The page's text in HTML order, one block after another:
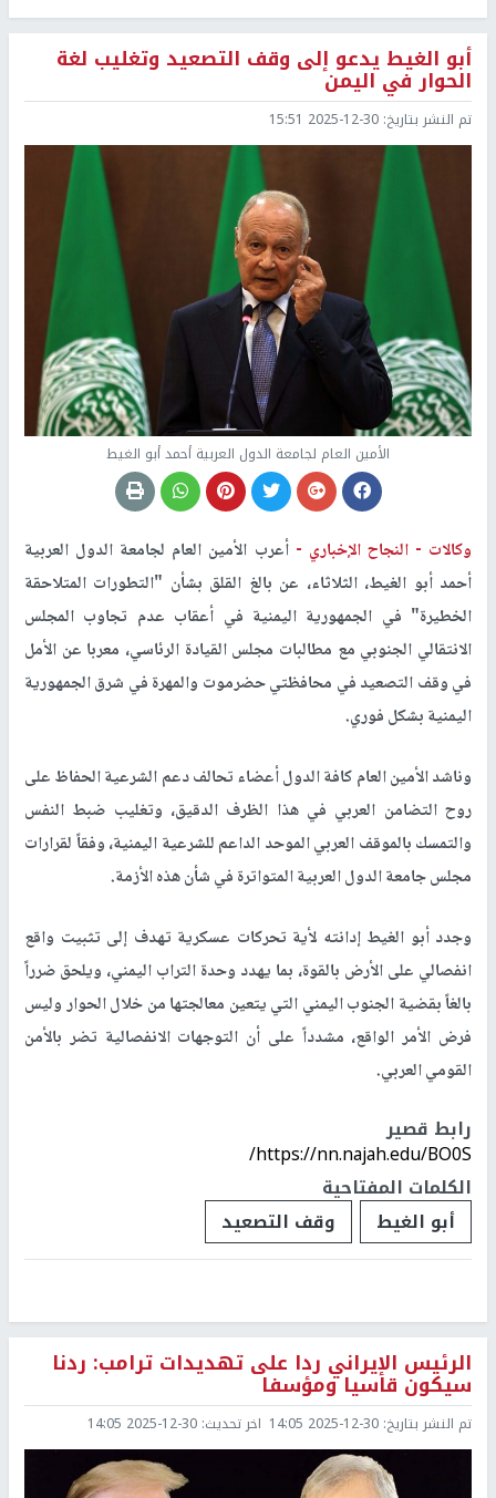
أبو الغيط يدعو إلى وقف التصعيد وتغليب لغة
الحوار في اليمن
تم النشر بتاريخ: 2025-12-30 15:51
الأمين العام لجامعة الدول العربية أحمد أبو الغيط
وكالات -النجاح الإخباري -أعرب الأمين العام لجامعة الدول العربية
أحمد أبو الغيط، الثلاثاء، عن بالغ القلق بشأن "التطورات المتلاحقة
الخطيرة" في الجمهورية اليمنية في أعقاب عدم تجاوب المجلس
الانتقالي الجنوبي مع مطالبات مجلس القيادة الرئاسي، معربا عن الأمل
في وقف التصعيد في محافظتي حضرموت والمهرة في شرق الجمهورية
اليمنية بشكل فوري.
وناشد الأمين العام كافة الدول أعضاء تحالف دعم الشرعية الحفاظ على
روح التضامن العربي في هذا الظرف الدقيق، وتغليب ضبط النفس
والتمسك بالموقف العربي الموحد الداعم للشرعية اليمنية، وفقاً لقرارات
مجلس جامعة الدول العربية المتواترة في شأن هذه الأزمة.
وجدد أبو الغيط إدانته لأية تحركات عسكرية تهدف إلى تثبيت واقع
انفصالي على الأرض بالقوة، بما يهدد وحدة التراب اليمني، ويلحق ضرراً
بالغاً بقضية الجنوب اليمني التي يتعين معالجتها من خلال الحوار وليس
فرض الأمر الواقع، مشدداً على أن التوجهات الانفصالية تضر بالأمن
القومي العربي.
رابط قصير
https://nn.najah.edu/BO0S/
الكلمات المفتاحية
أبو الغيط
وقف التصعيد
الرئيس الإيراني ردا على تهديدات ترامب: ردنا
سيكون قاسيا ومؤسفا
تم النشر بتاريخ: 2025-12-30 14:05 اخر تحديث: 2025-12-30 14:05